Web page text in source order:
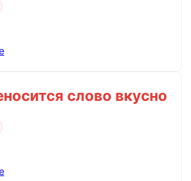
слово вкусно